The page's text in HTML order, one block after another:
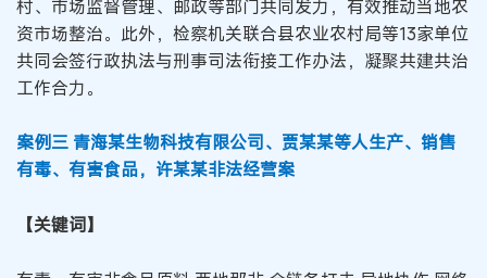
村、市场监督管理、邮政等部门共同发力，有效推动当地农
资市场整治。此外，检察机关联合县农业农村局等13家单位
共同会签行政执法与刑事司法衔接工作办法，凝聚共建共治
工作合力。
案例三 青海某生物科技有限公司、贾某某等人生产、销售
有毒、有害食品，许某某非法经营案
【关键词】